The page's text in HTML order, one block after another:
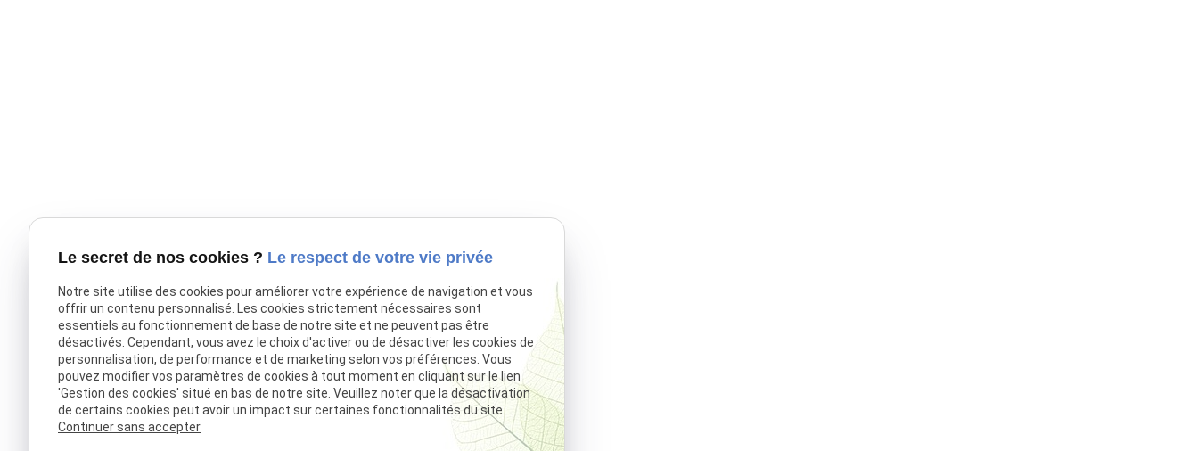
Le secret de nos cookies ? Le respect de votre vie privée
Notre site utilise des cookies pour améliorer votre expérience de navigation et vous
offrir un contenu personnalisé. Les cookies strictement nécessaires sont
essentiels au fonctionnement de base de notre site et ne peuvent pas être
désactivés. Cependant, vous avez le choix d'activer ou de désactiver les cookies de
personnalisation, de performance et de marketing selon vos préférences. Vous
pouvez modifier vos paramètres de cookies à tout moment en cliquant sur le lien
'Gestion des cookies' situé en bas de notre site. Veuillez noter que la désactivation
de certains cookies peut avoir un impact sur certaines fonctionnalités du site.
Continuer sans accepter